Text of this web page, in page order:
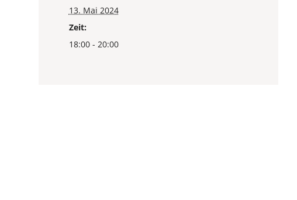
13. Mai 2024
Zeit:
18:00 - 20:00